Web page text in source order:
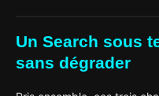
Un Search sous
sans dégrader